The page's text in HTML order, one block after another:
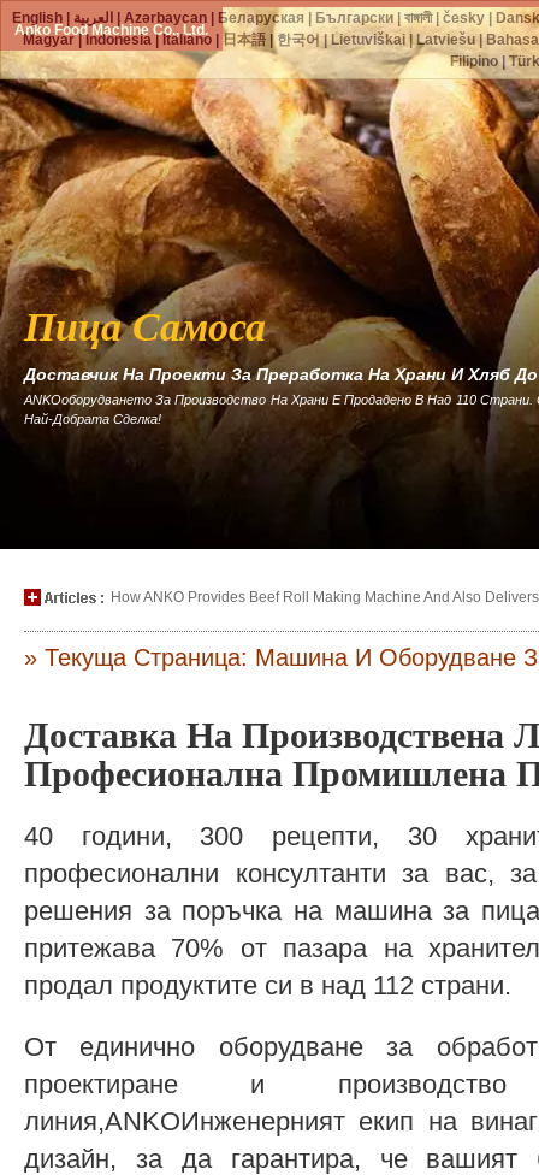
Anko Food Machine Co., Ltd.
Пица Самоса
Доставчик На Проекти За Преработка На Храни И Хляб
ANKOоборудването За Производство На Храни Е Продадено В Над 110
Най-Добрата Сделка!
How ANKO Provides Beef Roll Making Machine And Also
» Текуща Страница: Машина И Оборудване
Доставка На Производствена
Професионална Промишлена
40 години, 300 рецепти, 30
професионални консултанти за вас,
решения за поръчка на машина за
притежава 70% от пазара на
продал продуктите си в над 112 страни.
От единично оборудване за
проектиране и
линия,ANKOИнженерният екип на
дизайн, за да гарантира, че
English العربية |Azərbaycan Беларуская Български |বাঙ্গালী|česky
Magyar|Indonesia| Italiano| 日本語|한국어|Lietuviškai|Latviešu|
Filipino|